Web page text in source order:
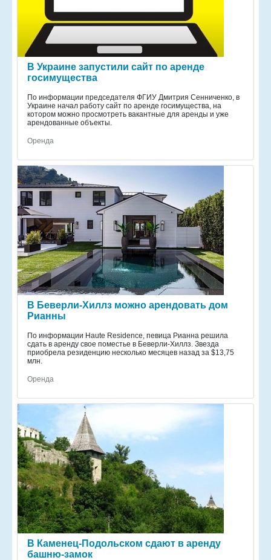
В Украине запустили сайт по аренде
госимущества
По информации председателя ФГИУ Дмитрия Сенниченко, в
Украине начал работу сайт по аренде госимущества, на
котором можно просмотреть вакантные для аренды и уже
арендованные объекты.
Оренда
В Беверли-Хиллз можно арендовать дом
Рианны
По информации Haute Residence, певица Рианна решила
сдать в аренду свое поместье в Беверли-Хиллз. Звезда
приобрела резиденцию несколько месяцев назад за $13,75
млн.
Оренда
В Каменец-Подольском сдают в аренду
башню-замок